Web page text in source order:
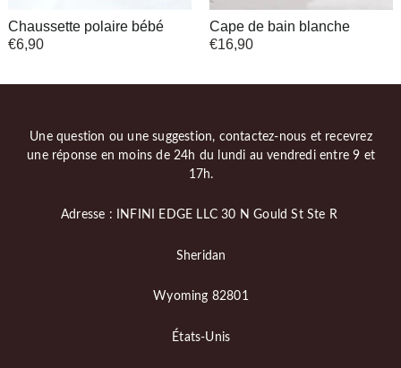
Chaussette polaire bébé
€6,90
Cape de bain blanche
€16,90
Une question ou une suggestion, contactez-nous et recevrez
une réponse en moins de 24h du lundi au vendredi entre 9 et
17h.
Adresse : INFINI EDGE LLC 30 N Gould St Ste R
Sheridan
Wyoming 82801
États-Unis